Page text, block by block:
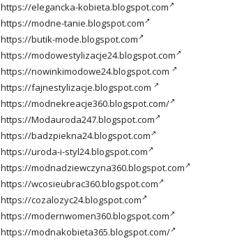
https://elegancka-kobieta.blogspot.com
https://modne-tanie.blogspot.com
https://butik-mode.blogspot.com
https://modowestylizacje24.blogspot.com
https://nowinkimodowe24.blogspot.com
https://fajnestylizacje.blogspot.com
https://modnekreacje360.blogspot.com/
https://Modauroda247.blogspot.com
https://badzpiekna24.blogspot.com
https://uroda-i-styl24.blogspot.com
https://modnadziewczyna360.blogspot.com
https://wcosieubrac360.blogspot.com
https://cozalozyc24.blogspot.com
https://modernwomen360.blogspot.com
https://modnakobieta365.blogspot.com/